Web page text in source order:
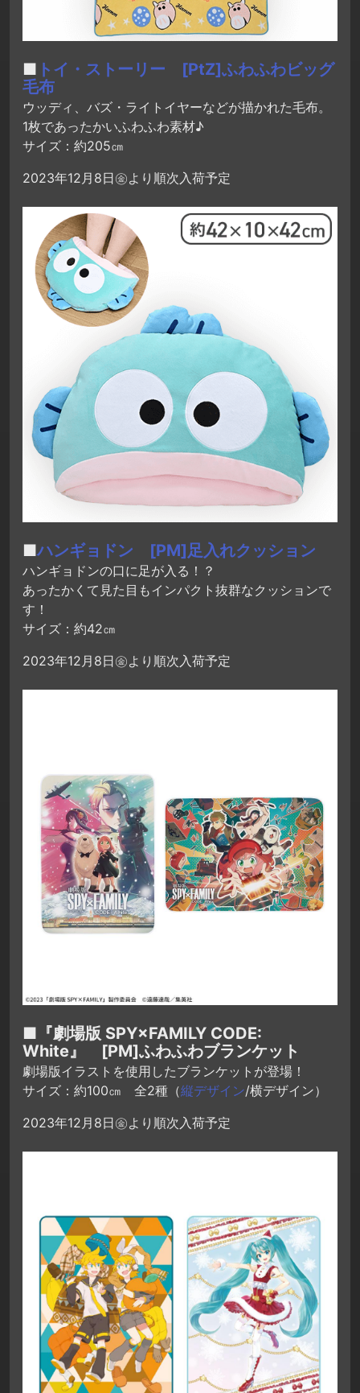
■ トイ・ストーリー [PtZ]ふわふわビッグ
毛布
ウッディ、バズ・ライトイヤーなどが描かれた毛布。
1枚であったかいふわふわ素材♪
サイズ：約205㎝
2023年12月8日㊎より順次入荷予定
■ハンギョドン [PM]足入れクッション
ハンギョドンの口に足が入る！？
あったかくて見た目もインパクト抜群なクッションで
す！
サイズ：約42㎝
2023年12月8日㊎より順次入荷予定
■『劇場版 SPY×FAMILY CODE:
White』 [PM]ふわふわブランケット
劇場版イラストを使用したブランケットが登場！
サイズ：約100㎝ 全2種（縦デザイン/横デザイン）
2023年12月8日㊎より順次入荷予定